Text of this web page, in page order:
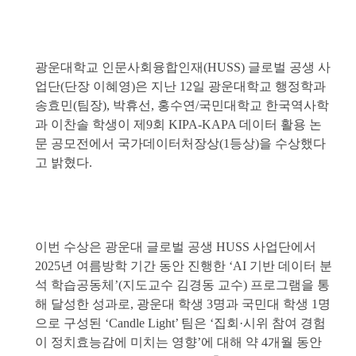
광운대학교 인문사회융합인재(HUSS) 글로벌 공생 사
업단(단장 이혜영)은 지난 12일 광운대학교 행정학과
송효민(팀장), 박휴선, 홍수연/국민대학교 한국역사학
과 이찬솔 학생이 제9회 KIPA-KAPA 데이터 활용 논
문 공모전에서 국가데이터처장상(1등상)을 수상했다
고 밝혔다.
이번 수상은 광운대 글로벌 공생 HUSS 사업단에서
2025년 여름방학 기간 동안 진행한 ‘AI 기반 데이터 분
석 학습공동체’(지도교수 김경동 교수) 프로그램을 통
해 달성한 성과로, 광운대 학생 3명과 국민대 학생 1명
으로 구성된 ‘Candle Light’ 팀은 ‘집회·시위 참여 경험
이 정치효능감에 미치는 영향’에 대해 약 4개월 동안